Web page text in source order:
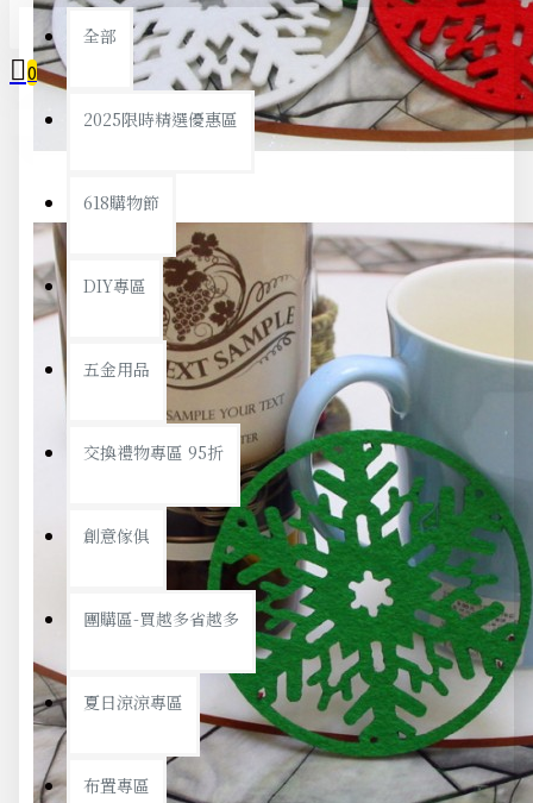
全部
2025限時精選優惠區
618購物節
DIY專區
五金用品
交換禮物專區 95折
創意傢俱
團購區-買越多省越多
夏日涼涼專區
布置專區
0
您的購物車內沒有商品！